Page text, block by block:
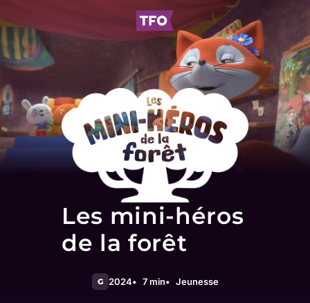
Les mini-héros
de la forêt
G 2024 7 min Jeunesse